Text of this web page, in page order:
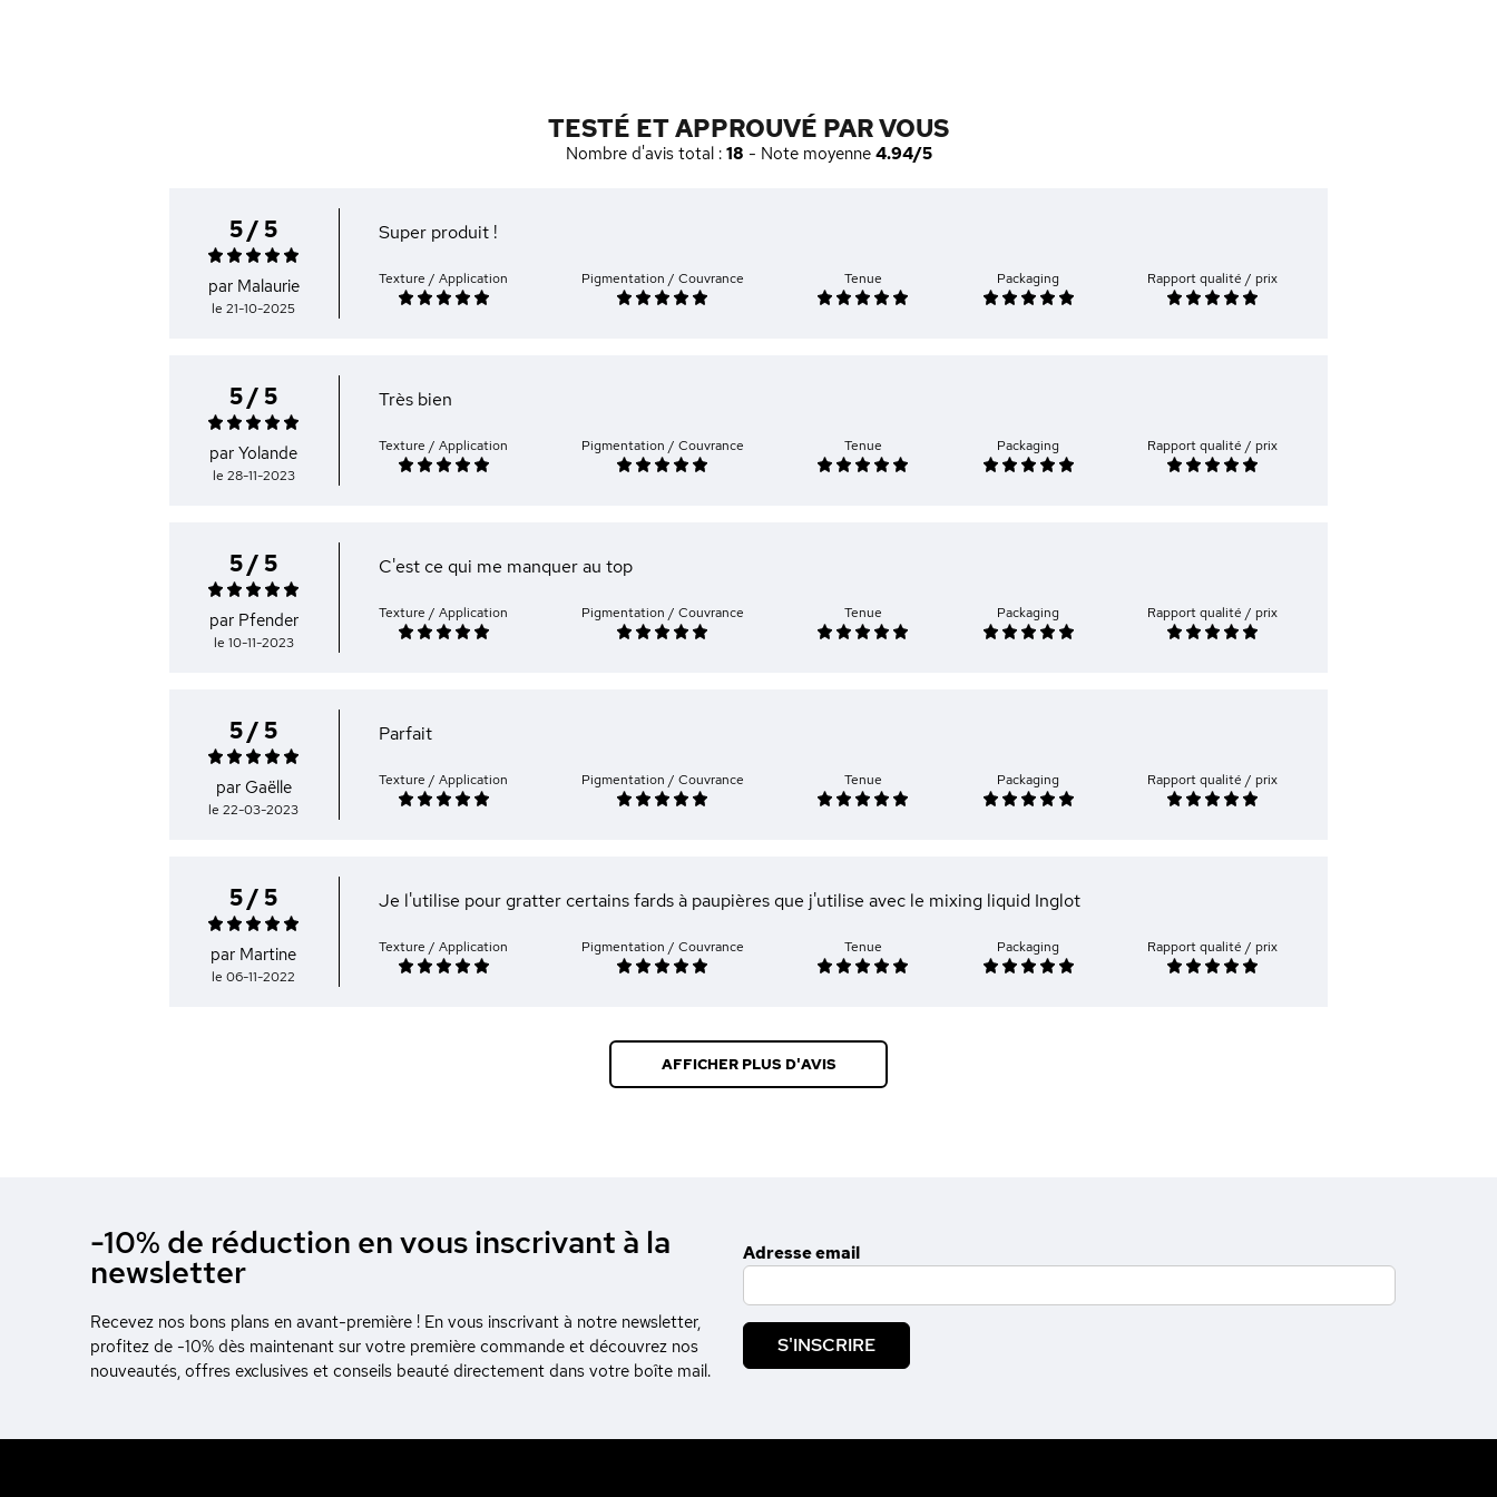
TESTÉ ET APPROUVÉ PAR VOUS
Nombre d'avis total : 18 - Note moyenne 4.94/5
5 / 5
par Malaurie
le 21-10-2025
Super produit !
Texture / Application Pigmentation / Couvrance Tenue Packaging Rapport qualité / prix
5 / 5
par Yolande
le 28-11-2023
Très bien
Texture / Application Pigmentation / Couvrance Tenue Packaging Rapport qualité / prix
5 / 5
par Pfender
le 10-11-2023
C'est ce qui me manquer au top
Texture / Application Pigmentation / Couvrance Tenue Packaging Rapport qualité / prix
5 / 5
par Gaëlle
le 22-03-2023
Parfait
Texture / Application Pigmentation / Couvrance Tenue Packaging Rapport qualité / prix
5 / 5
par Martine
le 06-11-2022
Je l'utilise pour gratter certains fards à paupières que j'utilise avec le mixing liquid Inglot
Texture / Application Pigmentation / Couvrance Tenue Packaging Rapport qualité / prix
AFFICHER PLUS D'AVIS
-10% de réduction en vous inscrivant à la
newsletter
Recevez nos bons plans en avant-première ! En vous inscrivant à notre newsletter,
profitez de -10% dès maintenant sur votre première commande et découvrez nos
nouveautés, offres exclusives et conseils beauté directement dans votre boîte mail.
Adresse email
S'INSCRIRE